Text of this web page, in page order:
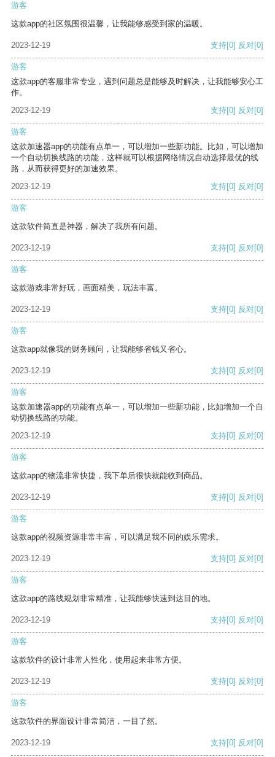
游客
这款app的社区氛围很温馨，让我能够感受到家的温暖。
2023-12-19 支持[0] 反对[0]
游客
这款app的客服非常专业，遇到问题总是能够及时解决，让我能够安心工
作。
2023-12-19
支持[0] 反对[0]
游客
这款加速器app的功能有点单一，可以增加一些新功能。比如，可以增加
一个自动切换线路的功能，这样就可以根据网络情况自动选择最优的线
路，从而获得更好的加速效果。
2023-12-19
支持[0] 反对[0]
游客
这款软件简直是神器，解决了我所有问题。
2023-12-19 支持[0] 反对[0]
游客
这款游戏非常好玩，画面精美，玩法丰富。
2023-12-19 支持[0] 反对[0]
游客
这款app就像我的财务顾问，让我能够省钱又省心。
2023-12-19 支持[0] 反对[0]
游客
这款加速器app的功能有点单一，可以增加一些新功能，比如增加一个自
动切换线路的功能。
2023-12-19
支持[0] 反对[0]
游客
这款app的物流非常快捷，我下单后很快就能收到商品。
2023-12-19 支持[0] 反对[0]
游客
这款app的视频资源非常丰富，可以满足我不同的娱乐需求。
2023-12-19 支持[0] 反对[0]
游客
这款app的路线规划非常精准，让我能够快速到达目的地。
2023-12-19 支持[0] 反对[0]
游客
这款软件的设计非常人性化，使用起来非常方便。
2023-12-19 支持[0] 反对[0]
游客
这款软件的界面设计非常简洁，一目了然。
2023-12-19 支持[0] 反对[0]